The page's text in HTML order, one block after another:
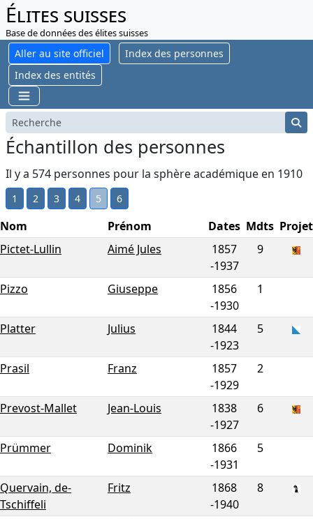
Élites suisses
Base de données des élites suisses
Aller au site officiel
Index des personnes
Index des entités
Échantillon des personnes
Il y a 574 personnes pour la sphère académique en 1910
1 2 3 4 5 6
Nom Prénom Dates Mdts Projet
Pictet-Lullin
Aimé Jules
1857
-1937
9
Pizzo Giuseppe
1856
-1930
1
Platter Julius
1844
-1923
5
Prasil Franz
1857
-1929
2
Prevost-Mallet Jean-Louis
1838
-1927
6
Prümmer Dominik
1866
-1931
5
Quervain, de-
Tschiffeli
Fritz
1868
-1940
8